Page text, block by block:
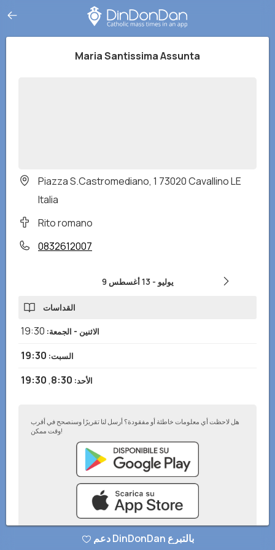
Maria Santissima Assunta
Piazza S.Castromediano, 1 73020 Cavallino LE
Italia
Rito romano
0832612007
9 يوليو -13 أغسطس
القداسات
الاثنين - الجمعة:
19:30
السبت:
19:30
الأحد:
8:30
,
19:30
هل لاحظت أي معلومات خاطئة أو مفقودة؟ أرسل لنا تقريرًا وسنصحح في أقرب
وقت ممكن!
دعم DinDonDan بالتبرع